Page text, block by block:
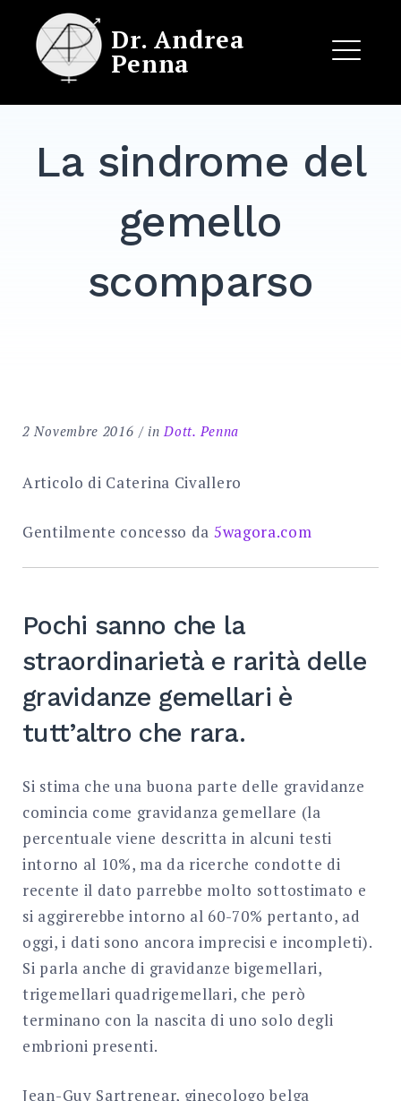
content
Dr. Andrea
Penna
EXPAND
Search
for:
La sindrome del
gemello
scomparso
2 Novembre 2016 inDott. Penna
Articolo di Caterina Civallero
Gentilmente concesso da 5wagora.com
Pochi sanno che la
straordinarietà e rarità delle
gravidanze gemellari è
tutt’altro che rara.
Si stima che una buona parte delle gravidanze
comincia come gravidanza gemellare (la
percentuale viene descritta in alcuni testi
intorno al 10%, ma da ricerche condotte di
recente il dato parrebbe molto sottostimato e
si aggirerebbe intorno al 60-70% pertanto, ad
oggi, i dati sono ancora imprecisi e incompleti).
Si parla anche di gravidanze bigemellari,
trigemellari quadrigemellari, che però
terminano con la nascita di uno solo degli
embrioni presenti.
Jean-Guy Sartrenear, ginecologo belga